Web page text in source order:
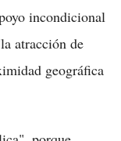
incondicional
atracción de
geográfica